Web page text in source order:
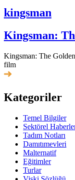
kingsman
Kingsman:
Kingsman: The
film
Kategoriler
Temel Bilgiler
Sektörel
Tadım Notları
Damıtımevleri
Malternatif
Eğitimler
Turlar